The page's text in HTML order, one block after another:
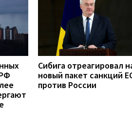
Сибига отреагировал
новый пакет санкций
против России